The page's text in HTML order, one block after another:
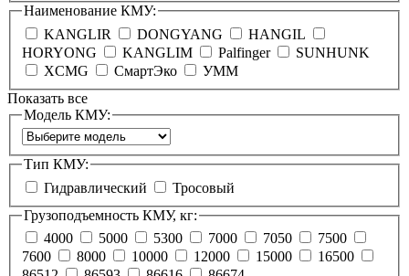
Наименование КМУ:
KANGLIR
DONGYANG
HANGIL
HORYONG
KANGLIM Palfinger
SUNHUNK
XCMG
СмартЭко
УММ
Показать все
Модель КМУ:
Тип КМУ:
Гидравлический
Тросовый
Грузоподъемность КМУ, кг:
4000
5000 5300 7000 7050
7500
7600
8000 10000 12000 15000
16500